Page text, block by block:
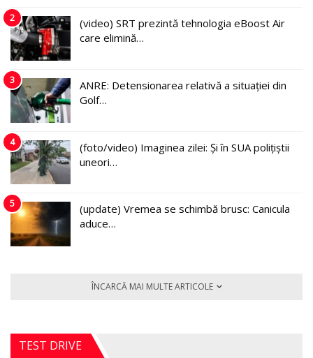
2
(video) SRT prezintă tehnologia eBoost Air
care elimină…
3
ANRE: Detensionarea relativă a situației din
Golf…
4
(foto/video) Imaginea zilei: Și în SUA polițiștii
uneori…
5
(update) Vremea se schimbă brusc: Canicula
aduce…
ÎNCARCĂ MAI MULTE ARTICOLE
TEST DRIVE